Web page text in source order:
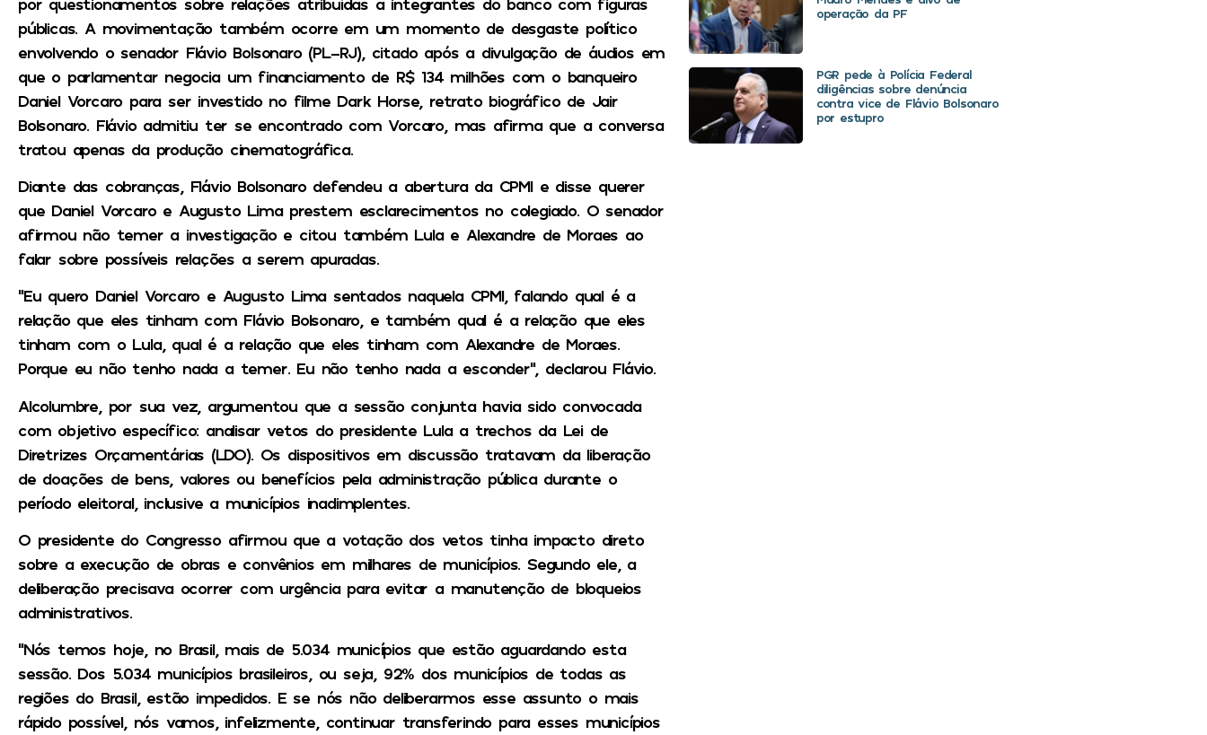
públicas. A movimentação também ocorre em um momento de desgaste político
envolvendo o senador Flávio Bolsonaro (PL-RJ), citado após a divulgação de áudios em
que o parlamentar negocia um financiamento de R$ 134 milhões com o banqueiro
Daniel Vorcaro para ser investido no filme Dark Horse, retrato biográfico de Jair
Bolsonaro. Flávio admitiu ter se encontrado com Vorcaro, mas afirma que a conversa
tratou apenas da produção cinematográfica.
Diante das cobranças, Flávio Bolsonaro defendeu a abertura da CPMI e disse querer
que Daniel Vorcaro e Augusto Lima prestem esclarecimentos no colegiado. O senador
afirmou não temer a investigação e citou também Lula e Alexandre de Moraes ao
falar sobre possíveis relações a serem apuradas.
“Eu quero Daniel Vorcaro e Augusto Lima sentados naquela CPMI, falando qual é a
relação que eles tinham com Flávio Bolsonaro, e também qual é a relação que eles
tinham com o Lula, qual é a relação que eles tinham com Alexandre de Moraes.
Porque eu não tenho nada a temer. Eu não tenho nada a esconder”, declarou Flávio.
Alcolumbre, por sua vez, argumentou que a sessão conjunta havia sido convocada
com objetivo específico: analisar vetos do presidente Lula a trechos da Lei de
Diretrizes Orçamentárias (LDO). Os dispositivos em discussão tratavam da liberação
de doações de bens, valores ou benefícios pela administração pública durante o
período eleitoral, inclusive a municípios inadimplentes.
O presidente do Congresso afirmou que a votação dos vetos tinha impacto direto
sobre a execução de obras e convênios em milhares de municípios. Segundo ele, a
deliberação precisava ocorrer com urgência para evitar a manutenção de bloqueios
administrativos.
“Nós temos hoje, no Brasil, mais de 5.034 municípios que estão aguardando esta
sessão. Dos 5.034 municípios brasileiros, ou seja, 92% dos municípios de todas as
regiões do Brasil, estão impedidos. E se nós não deliberarmos esse assunto o mais
rápido possível, nós vamos, infelizmente, continuar transferindo para esses municípios
operação da PF
PGR pede à Polícia Federal
diligências sobre denúncia
contra vice de Flávio Bolsonaro
por estupro